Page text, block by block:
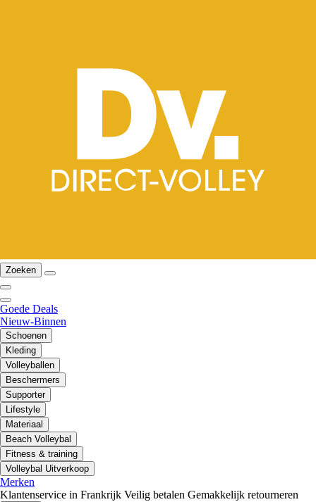
Zoeken
Goede Deals
Nieuw-Binnen
Schoenen
Kleding
Volleyballen
Beschermers
Supporter
Lifestyle
Materiaal
Beach Volleybal
Fitness & training
Volleybal Uitverkoop
Merken
Klantenservice in Frankrijk Veilig betalen Gemakkelijk retourneren